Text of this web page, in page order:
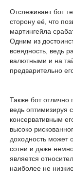
Отслеживает бот
сторону её, что
мартингейла
Одним из
всеядность, ведь
валютными и на
предварительно
Также бот отлично
ведь оптимизируя
консервативным
высоко
доходность может
сотни и даже
является
наиболее не